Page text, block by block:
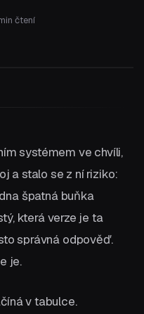
čtení
systémem ve chvíli,
a stalo se z ní riziko:
špatná buňka
která verze je ta
správná odpověď.
je.
v tabulce.